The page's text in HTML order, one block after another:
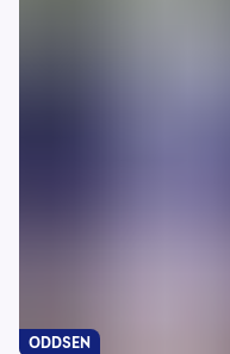
ODDSEN